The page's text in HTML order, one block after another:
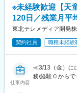
検査といった国
修後もサポート
※独り立ちには
■配属先について
希望を十分に考
なお、就業開始
地をお出しいた
店舗状況にもよ
※未経験歓迎【天
120日／残業月平
東北テレメディア開発
契約社員 職種未経験
仕事内容
≪3/13（金）に
務/経験０から